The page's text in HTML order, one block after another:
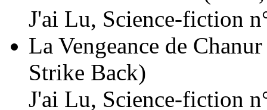
J'ai Lu, Science-fiction
La Vengeance de
Strike Back)
J'ai Lu, Science-fiction